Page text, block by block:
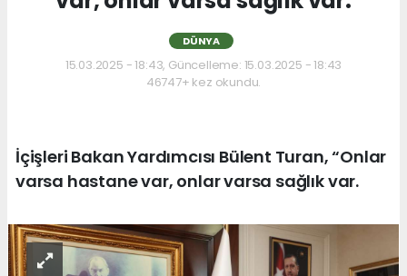
DÜNYA
15.03.2025 - 18:43, Güncelleme: 15.03.2025 - 18:43
46747+ kez okundu.
İçişleri Bakan Yardımcısı Bülent Turan, “Onlar
varsa hastane var, onlar varsa sağlık var.